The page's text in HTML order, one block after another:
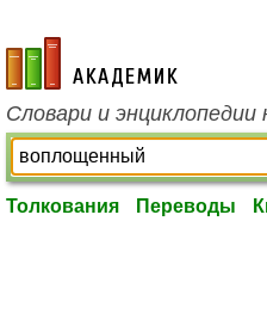
academic.ru
Словари и энциклопедии
Толкования Переводы